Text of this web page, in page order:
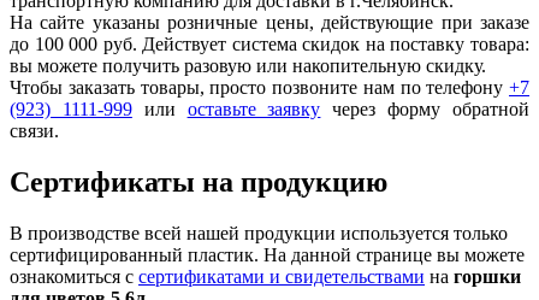
На сайте указаны розничные цены, действующие при заказе
до 100 000 руб. Действует система скидок на поставку товара:
вы можете получить разовую или накопительную скидку.
Чтобы заказать товары, просто позвоните нам по телефону +7
(923) 1111-999или оставьте заявку
через форму обратной
связи.
Сертификаты на продукцию
В производстве всей нашей продукции используется только
сертифицированный пластик. На данной странице вы можете
ознакомиться с сертификатами и свидетельствами на горшки